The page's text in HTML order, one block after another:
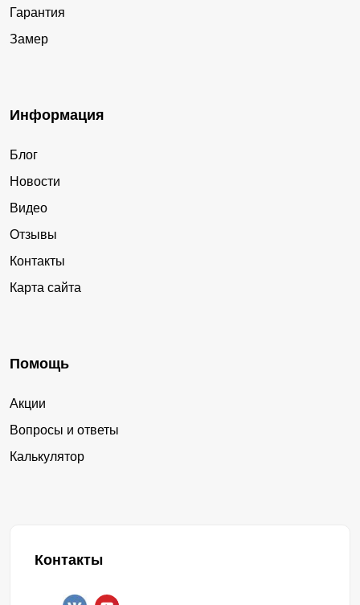
Гарантия
Замер
Информация
Блог
Новости
Видео
Отзывы
Контакты
Карта сайта
Помощь
Акции
Вопросы и ответы
Калькулятор
Контакты